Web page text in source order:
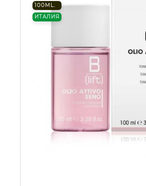
100ML.
ИТАЛИЯ